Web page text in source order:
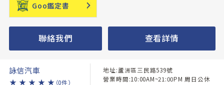
Goo鑑定書
聯絡我們 查看詳情
詠信汽車
★ ★ ★ ★ ★ （0件）
地址:蘆洲區三民路539號
營業時間:10:00AM~21:00PM 周日公休